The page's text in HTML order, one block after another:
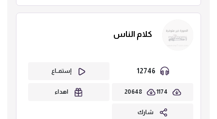
كلام الناس
إستمــاع
1174
20648 اهداء
شارك